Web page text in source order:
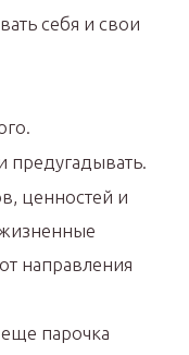
себя и свои
предугадывать.
ценностей и
направления
еще парочка